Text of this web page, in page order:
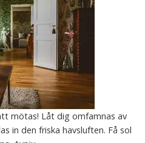
mötas! Låt dig omfamnas av
in den friska havsluften. Få sol